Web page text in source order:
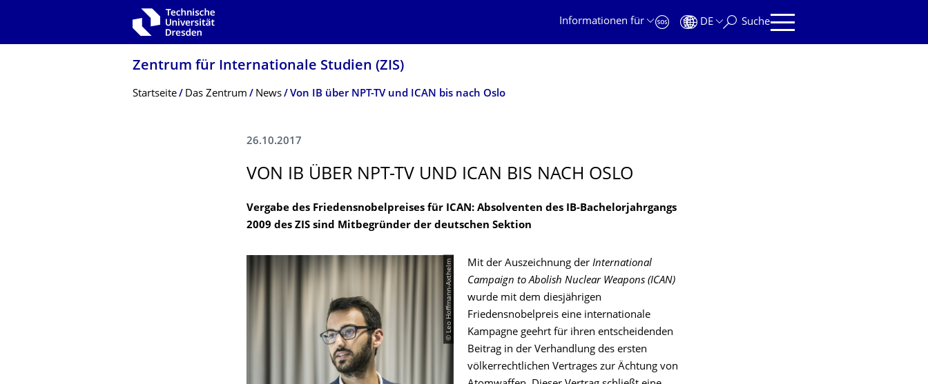
Zur Hauptnavigation springen
Informationen für
DE Suche
Zentrum für Internationale Studien (ZIS)
Breadcrumb-Menü
Startseite Das Zentrum News Von IB über NPT-TV und ICAN bis nach Oslo
26.10.2017
VON IB ÜBER NPT-TV UND ICAN BIS NACH OSLO
Vergabe des Friedensnobelpreises für ICAN: Absolventen des IB-Bachelorjahrgangs
2009 des ZIS sind Mitbegründer der deutschen Sektion
© Leo Hoffmann-Axthelm Mit der Auszeichnung der International
Campaign to Abolish Nuclear Weapons (ICAN)
wurde mit dem diesjährigen
Friedensnobelpreis eine internationale
Kampagne geehrt für ihren entscheidenden
Beitrag in der Verhandlung des ersten
völkerrechtlichen Vertrages zur Ächtung von